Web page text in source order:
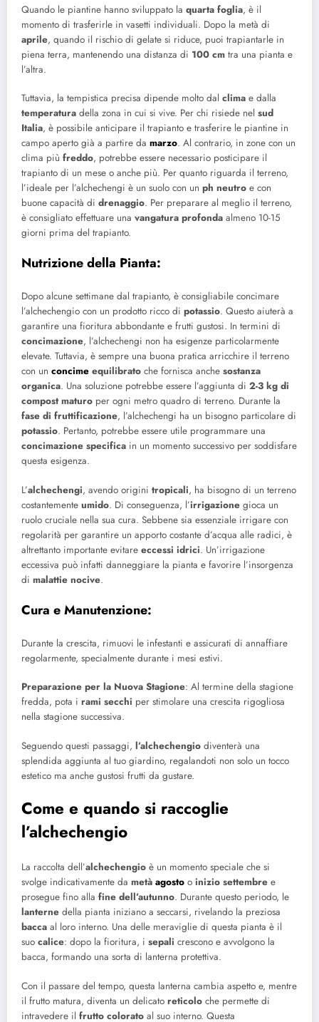
Quando le piantine hanno sviluppato la quarta foglia, è il
momento di trasferirle in vasetti individuali. Dopo la metà di
aprile, quando il rischio di gelate si riduce, puoi trapiantarle in
piena terra, mantenendo una distanza di 100 cm tra una pianta e
l’altra.
Tuttavia, la tempistica precisa dipende molto dal clima e dalla
temperatura della zona in cui si vive. Per chi risiede nel sud
Italia, è possibile anticipare il trapianto e trasferire le piantine in
campo aperto già a partire da marzo. Al contrario, in zone con un
clima più freddo, potrebbe essere necessario posticipare il
trapianto di un mese o anche più. Per quanto riguarda il terreno,
l’ideale per l’alchechengi è un suolo con un ph neutro e con
buone capacità di drenaggio. Per preparare al meglio il terreno,
è consigliato effettuare una vangatura profonda almeno 10-15
giorni prima del trapianto.
Nutrizione della Pianta:
Dopo alcune settimane dal trapianto, è consigliabile concimare
l’alchechengio con un prodotto ricco di potassio. Questo aiuterà a
garantire una fioritura abbondante e frutti gustosi. In termini di
concimazione, l’alchechengi non ha esigenze particolarmente
elevate. Tuttavia, è sempre una buona pratica arricchire il terreno
con un concime equilibrato che fornisca anche sostanza
organica. Una soluzione potrebbe essere l’aggiunta di 2-3 kg di
compost maturo per ogni metro quadro di terreno. Durante la
fase di fruttificazione, l’alchechengi ha un bisogno particolare di
potassio. Pertanto, potrebbe essere utile programmare una
concimazione specifica in un momento successivo per soddisfare
questa esigenza.
L’alchechengi, avendo origini tropicali, ha bisogno di un terreno
costantemente umido. Di conseguenza, l’irrigazione gioca un
ruolo cruciale nella sua cura. Sebbene sia essenziale irrigare con
regolarità per garantire un apporto costante d’acqua alle radici, è
altrettanto importante evitare eccessi idrici. Un’irrigazione
eccessiva può infatti danneggiare la pianta e favorire l’insorgenza
di malattie nocive.
Cura e Manutenzione:
Durante la crescita, rimuovi le infestanti e assicurati di annaffiare
regolarmente, specialmente durante i mesi estivi.
Preparazione per la Nuova Stagione: Al termine della stagione
fredda, pota i rami secchi per stimolare una crescita rigogliosa
nella stagione successiva.
Seguendo questi passaggi, l’alchechengio diventerà una
splendida aggiunta al tuo giardino, regalandoti non solo un tocco
estetico ma anche gustosi frutti da gustare.
Come e quando si raccoglie
l’alchechengio
La raccolta dell’alchechengio è un momento speciale che si
svolge indicativamente da metà agosto o inizio settembre e
prosegue fino alla fine dell’autunno. Durante questo periodo, le
lanterne della pianta iniziano a seccarsi, rivelando la preziosa
bacca al loro interno. Una delle meraviglie di questa pianta è il
suo calice: dopo la fioritura, i sepali crescono e avvolgono la
bacca, formando una sorta di lanterna protettiva.
Con il passare del tempo, questa lanterna cambia aspetto e, mentre
il frutto matura, diventa un delicato reticolo che permette di
intravedere il frutto colorato al suo interno. Questa